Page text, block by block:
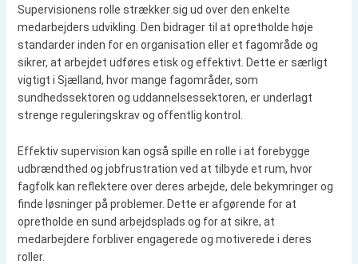
Supervisionens rolle strækker sig ud over den enkelte
medarbejders udvikling. Den bidrager til at opretholde høje
standarder inden for en organisation eller et fagområde og
sikrer, at arbejdet udføres etisk og effektivt. Dette er særligt
vigtigt i Sjælland, hvor mange fagområder, som
sundhedssektoren og uddannelsessektoren, er underlagt
strenge reguleringskrav og offentlig kontrol.
Effektiv supervision kan også spille en rolle i at forebygge
udbrændthed og jobfrustration ved at tilbyde et rum, hvor
fagfolk kan reflektere over deres arbejde, dele bekymringer og
finde løsninger på problemer. Dette er afgørende for at
opretholde en sund arbejdsplads og for at sikre, at
medarbejdere forbliver engagerede og motiverede i deres
roller.